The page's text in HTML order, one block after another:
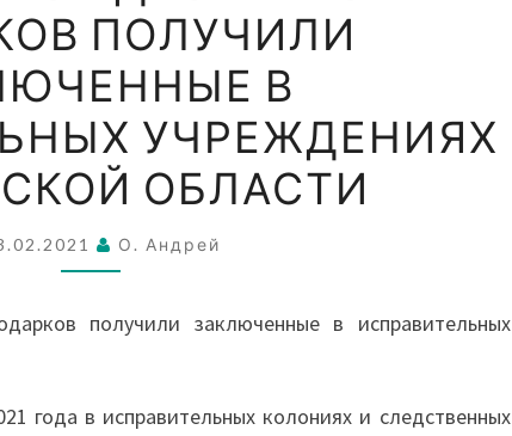
РОЖДЕСТВЕНСКИХ
ПОДАРКОВ
ПОЛУЧИЛИ
ЗАКЛЮЧЕННЫЕ
ИСПРАВИТЕЛЬНЫХ
УЧРЕЖДЕНИЯХ
РОСТОВСКОЙ
ПОЛУЧИЛИ
В
УЧРЕЖДЕНИЯХ
ОБЛАСТИ
О. Андрей
года в исправительных колониях и следственных